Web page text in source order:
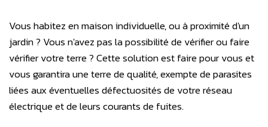
Vous habitez en maison individuelle, ou à proximité d'un
jardin ? Vous n'avez pas la possibilité de vérifier ou faire
vérifier votre terre ? Cette solution est faire pour vous et
vous garantira une terre de qualité, exempte de parasites
liées aux éventuelles défectuosités de votre réseau
électrique et de leurs courants de fuites.